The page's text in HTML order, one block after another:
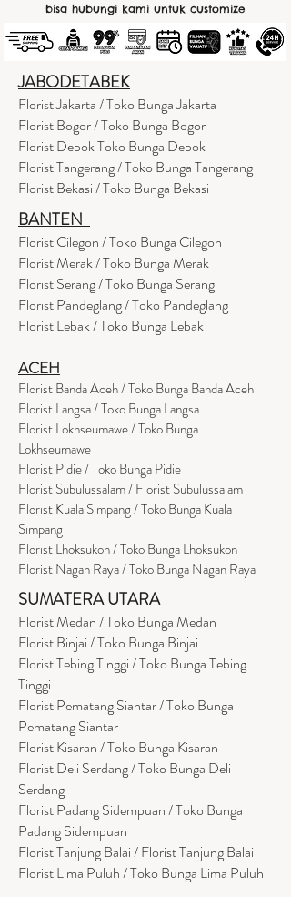
bisa hubungi kami untuk customize
JABODETABEK
Florist Jakarta / Toko Bunga Jakarta
Florist Bogor / Toko Bunga Bogor
Florist Depok Toko Bunga Depok
Florist Tangerang / Toko Bunga Tangerang
Florist Bekasi / Toko Bunga Bekasi
BANTEN
Florist Cilegon / Toko Bunga Cilegon
Florist Merak / Toko Bunga Merak
Florist Serang / Toko Bunga Serang
Florist Pandeglang / Toko Pandeglang
Florist Lebak / Toko Bunga Lebak
ACEH
Florist Banda Aceh / Toko Bunga Banda Aceh
Florist Langsa / Toko Bunga Langsa
Florist Lokhseumawe / Toko Bunga
Lokhseumawe
Florist Pidie / Toko Bunga Pidie
Florist Subulussalam / Florist Subulussalam
Florist Kuala Simpang / Toko Bunga Kuala
Simpang
Florist Lhoksukon / Toko Bunga Lhoksukon
Florist Nagan Raya / Toko Bunga Nagan Raya
SUMATERA UTARA
Florist Medan / Toko Bunga Medan
Florist Binjai / Toko Bunga Binjai
Florist Tebing Tinggi / Toko Bunga Tebing
Tinggi
Florist Pematang Siantar / Toko Bunga
Pematang Siantar
Florist Kisaran / Toko Bunga Kisaran
Florist Deli Serdang / Toko Bunga Deli
Serdang
Florist Padang Sidempuan / Toko Bunga
Padang Sidempuan
Florist Tanjung Balai / Florist Tanjung Balai
Florist Lima Puluh / Toko Bunga Lima Puluh